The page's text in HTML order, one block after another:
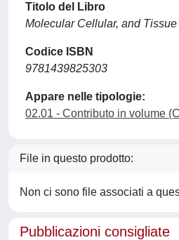
Titolo del Libro
Molecular Cellular, and
Codice ISBN
9781439825303
Appare nelle tipologie:
02.01 - Contributo in volume
File in questo prodotto:
Non ci sono file associati a
Pubblicazioni consigliate